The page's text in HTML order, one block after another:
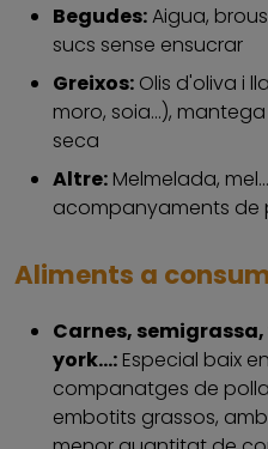
Begudes:Aigua,
sucs sense ensucrar
Greixos: Olis d'oliva i
moro, soia...),
seca
Altre: Melmelada,
acompanyaments de
Aliments a
Carnes,
york...: Especial baix
companatges de
embotits grassos,